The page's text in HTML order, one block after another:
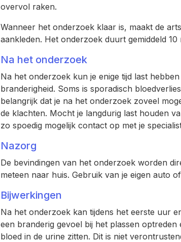
overvol raken.
Wanneer het onderzoek klaar is, maakt de
aankleden. Het onderzoek duurt gemiddeld 10
Na het onderzoek
Na het onderzoek kun je enige tijd last
branderigheid. Soms is sporadisch
belangrijk dat je na het onderzoek zoveel
de klachten. Mocht je langdurig last houden
zo spoedig mogelijk contact op met je
Nazorg
De bevindingen van het onderzoek worden
meteen naar huis. Gebruik van je eigen auto
Bijwerkingen
Na het onderzoek kan tijdens het eerste uur
een branderig gevoel bij het plassen
bloed in de urine zitten. Dit is niet